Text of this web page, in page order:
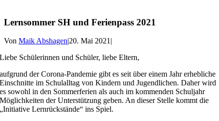
Lernsommer SH und Ferienpass 2021
Von Maik Abshagen|20. Mai 2021|
Liebe Schülerinnen und Schüler, liebe Eltern,
aufgrund der Corona-Pandemie gibt es seit über einem Jahr erhebliche
Einschnitte im Schulalltag von Kindern und Jugendlichen. Daher wird
es sowohl in den Sommerferien als auch im kommenden Schuljahr
Möglichkeiten der Unterstützung geben. An dieser Stelle kommt die
„Initiative Lernrückstände“ ins Spiel.